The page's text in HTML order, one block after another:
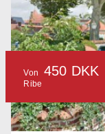
Von 450 DKK
Ribe